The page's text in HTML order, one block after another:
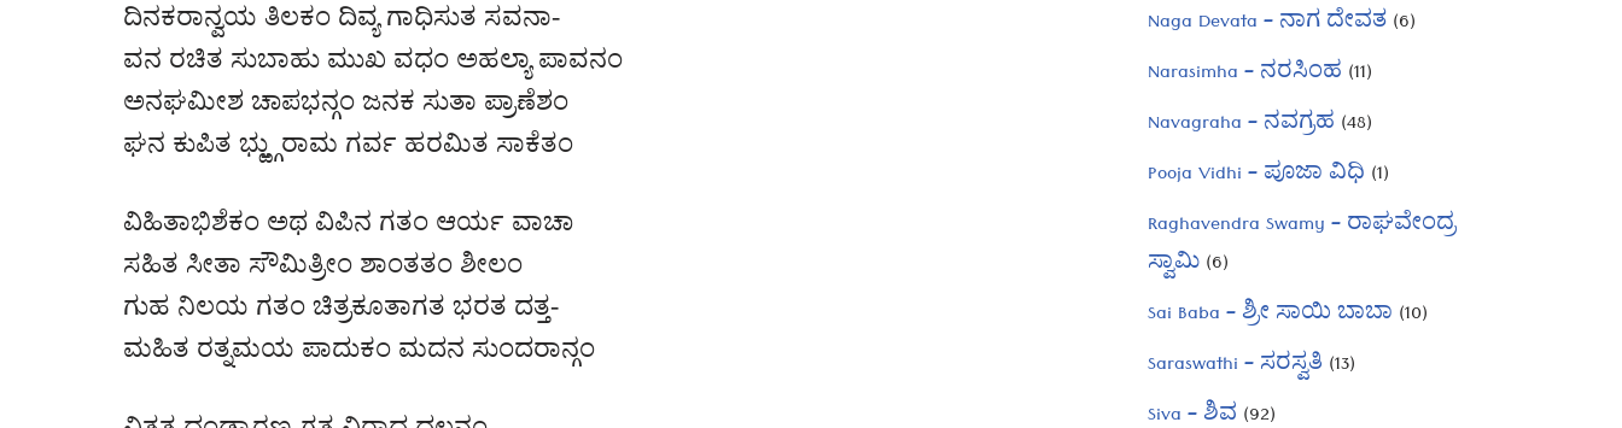
ದಿನಕರಾನ್ವಯ ತಿಲಕಂ ದಿವ್ಯ ಗಾಧಿಸುತ ಸವನಾ-
ವನ ರಚಿತ ಸುಬಾಹು ಮುಖ ವಧಂ ಅಹಲ್ಯಾ ಪಾವನಂ
ಅನಘಮೀಶ ಚಾಪಭನ್ಗಂ ಜನಕ ಸುತಾ ಪ್ರಾಣೆಶಂ
ಘನ ಕುಪಿತ ಭ್ಱ್ಗುರಾಮ ಗರ್ವ ಹರಮಿತ ಸಾಕೆತಂ
ವಿಹಿತಾಭಿಶೆಕಂ ಅಥ ವಿಪಿನ ಗತಂ ಆರ್ಯ ವಾಚಾ
ಸಹಿತ ಸೀತಾ ಸೌಮಿತ್ರೀಂ ಶಾಂತತಂ ಶೀಲಂ
ಗುಹ ನಿಲಯ ಗತಂ ಚಿತ್ರಕೂತಾಗತ ಭರತ ದತ್ತ-
ಮಹಿತ ರತ್ನಮಯ ಪಾದುಕಂ ಮದನ ಸುಂದರಾನ್ಗಂ
Naga Devata – ನಾಗ ದೇವತ(6)
Narasimha – ನರಸಿಂಹ (11)
Navagraha – ನವಗ್ರಹ (48)
Pooja Vidhi – ಪೂಜಾ ವಿಧಿ (1)
Raghavendra Swamy – ರಾಘವೇಂದ್ರ
ಸ್ವಾಮಿ(6)
Sai Baba – ಶ್ರೀ ಸಾಯಿ ಬಾಬಾ (10)
Saraswathi – ಸರಸ್ವತಿ (13)
Siva – ಶಿವ (92)